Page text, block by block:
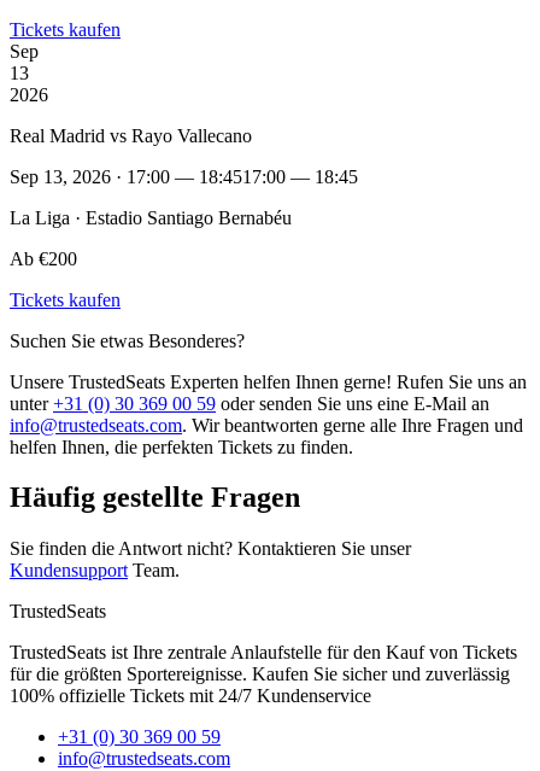
Tickets kaufen
Sep
13
2026
Real Madrid vs Rayo Vallecano
Sep 13, 2026 · 17:00 — 18:4517:00 — 18:45
La Liga · Estadio Santiago Bernabéu
Ab €200
Tickets kaufen
Suchen Sie etwas Besonderes?
Unsere TrustedSeats Experten helfen Ihnen gerne! Rufen Sie uns an
unter+31 (0) 30 369 00 59 oder senden Sie uns eine E-Mail an
info@trustedseats.com. Wir beantworten gerne alle Ihre Fragen und
helfen Ihnen, die perfekten Tickets zu finden.
Häufig gestellte Fragen
Sie finden die Antwort nicht? Kontaktieren Sie unser
Kundensupport Team.
TrustedSeats
TrustedSeats ist Ihre zentrale Anlaufstelle für den Kauf von Tickets
für die größten Sportereignisse. Kaufen Sie sicher und zuverlässig
100% offizielle Tickets mit 24/7 Kundenservice
+31 (0) 30 369 00 59
info@trustedseats.com